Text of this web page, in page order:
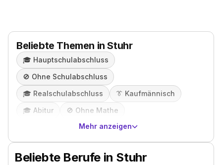
Beliebte Themen in Stuhr
🎓️ Hauptschulabschluss
🚫 Ohne Schulabschluss
🎓️ Realschulabschluss 👔 Kaufmännisch
🎓️ Abitur 🚫 Ohne Mathe
Mehr anzeigen
Beliebte Berufe in Stuhr